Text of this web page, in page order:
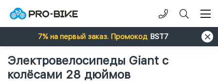
7% на первый заказ. Промокод BST7
Электровелосипеды Giant с
колёсами 28 дюймов